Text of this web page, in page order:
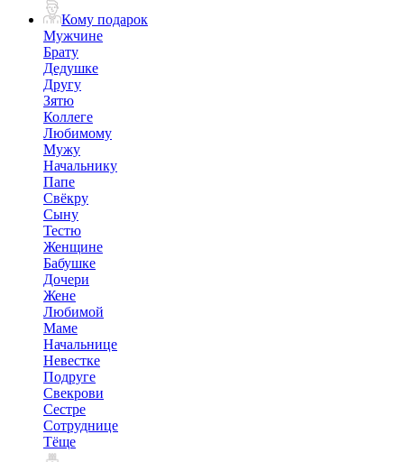
Кому подарок
Мужчине
Брату
Дедушке
Другу
Зятю
Коллеге
Любимому
Мужу
Начальнику
Папе
Свёкру
Сыну
Тестю
Женщине
Бабушке
Дочери
Жене
Любимой
Маме
Начальнице
Невестке
Подруге
Свекрови
Сестре
Сотруднице
Тёще